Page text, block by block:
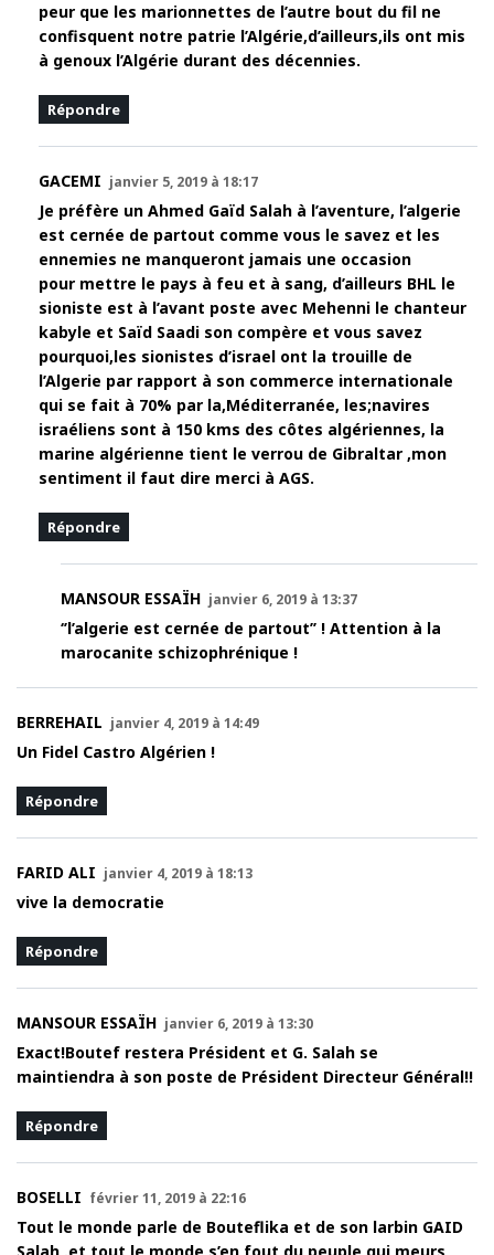
peur que les marionnettes de l’autre bout du fil ne
confisquent notre patrie l’Algérie,d’ailleurs,ils ont mis
à genoux l’Algérie durant des décennies.
Répondre
GACEMI janvier 5, 2019 à 18:17
Je préfère un Ahmed Gaïd Salah à l’aventure, l’algerie
est cernée de partout comme vous le savez et les
ennemies ne manqueront jamais une occasion
pour mettre le pays à feu et à sang, d’ailleurs BHL le
sioniste est à l’avant poste avec Mehenni le chanteur
kabyle et Saïd Saadi son compère et vous savez
pourquoi,les sionistes d’israel ont la trouille de
l’Algerie par rapport à son commerce internationale
qui se fait à 70% par la,Méditerranée, les;navires
israéliens sont à 150 kms des côtes algériennes, la
marine algérienne tient le verrou de Gibraltar ,mon
sentiment il faut dire merci à AGS.
Répondre
MANSOUR ESSAÏH janvier 6, 2019 à 13:37
‘’l’algerie est cernée de partout’’ ! Attention à la
marocanite schizophrénique !
BERREHAIL janvier 4, 2019 à 14:49
Un Fidel Castro Algérien !
Répondre
FARID ALI janvier 4, 2019 à 18:13
vive la democratie
Répondre
MANSOUR ESSAÏH janvier 6, 2019 à 13:30
Exact!Boutef restera Président et G. Salah se
maintiendra à son poste de Président Directeur Général!!
Répondre
BOSELLI février 11, 2019 à 22:16
Tout le monde parle de Bouteflika et de son larbin GAID